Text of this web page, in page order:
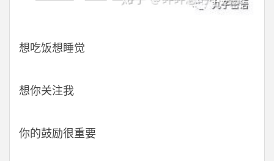
想吃饭想睡觉
想你关注我
你的鼓励很重要